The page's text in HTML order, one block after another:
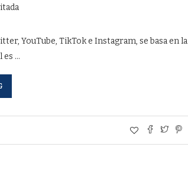
YouTube, TikTok e Instagram, se basa en la
es …